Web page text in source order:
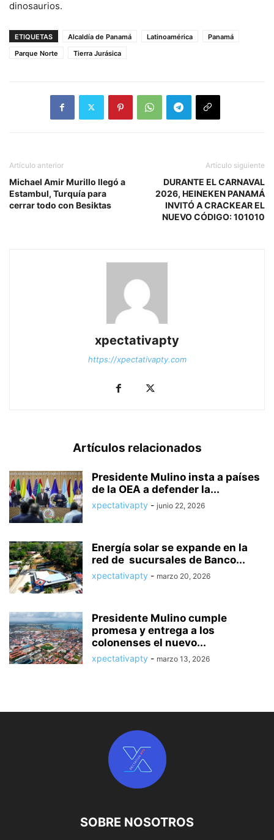
dinosaurios.
ETIQUETAS Alcaldía de Panamá Latinoamérica
Panamá
Parque Norte
Tierra Jurásica
Artículo anterior
Michael Amir Murillo llegó a
Estambul, Turquía para
cerrar todo con Besiktas
Artículo siguiente
DURANTE EL CARNAVAL
2026, HEINEKEN PANAMÁ
INVITÓ A CRACKEAR EL
NUEVO CÓDIGO: 101010
xpectativapty
https://xpectativapty.com
Artículos relacionados
Presidente Mulino insta a países
de la OEA a defender la...
xpectativapty - junio 22, 2026
Energía solar se expande en la
red de sucursales de Banco...
xpectativapty - marzo 20, 2026
Presidente Mulino cumple
promesa y entrega a los
colonenses el nuevo...
xpectativapty - marzo 13, 2026
SOBRE NOSOTROS